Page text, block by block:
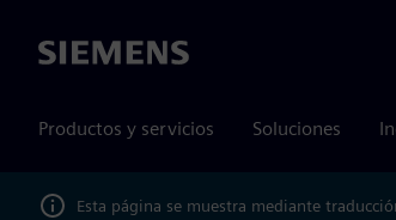
Siemens
Productos y servicios Soluciones
Esta página se muestra mediante